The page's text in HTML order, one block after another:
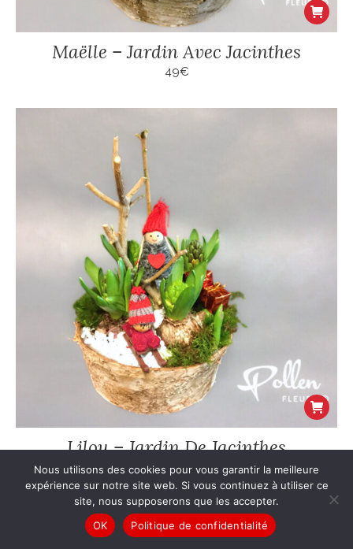
Maëlle – Jardin Avec Jacinthes
49€
Lilou – Jardin De Jacinthes
40€
Nous utilisons des cookies pour vous garantir la meilleure
expérience sur notre site web. Si vous continuez à utiliser ce
site, nous supposerons que les accepter.
OK
Politique de confidentialité